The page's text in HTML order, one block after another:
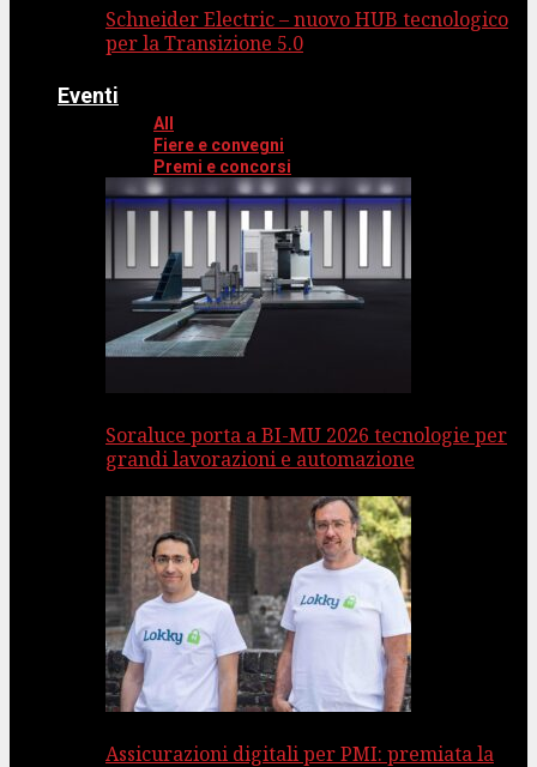
Schneider Electric – nuovo HUB tecnologico
per la Transizione 5.0
Eventi
All
Fiere e convegni
Premi e concorsi
Soraluce porta a BI-MU 2026 tecnologie per
grandi lavorazioni e automazione
Assicurazioni digitali per PMI: premiata la